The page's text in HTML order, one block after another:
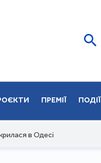
ПРЕМІЇ ПОДІЇ
в Одесі